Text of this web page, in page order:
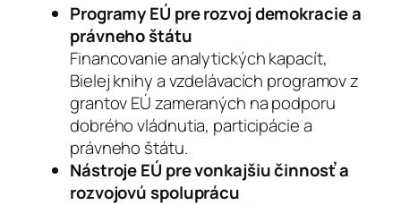
Programy EÚ pre rozvoj demokracie a
právneho štátu
Financovanie analytických kapacít,
Bielej knihy a vzdelávacích programov z
grantov EÚ zameraných na podporu
dobrého vládnutia, participácie a
právneho štátu.
Nástroje EÚ pre vonkajšiu činnosť a
rozvojovú spoluprácu